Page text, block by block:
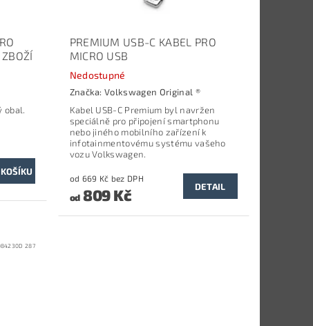
obal.
PREMIUM USB-C KABEL PRO
MICRO USB
Nedostupné
Značka:Volkswagen Original ®
Kabel USB-C Premium byl navržen
speciálně pro připojení smartphonu
nebo jiného mobilního zařízení k
infotainmentovému systému vašeho
vozu Volkswagen.
od 669 Kč bez DPH
od809 Kč DETAIL
287